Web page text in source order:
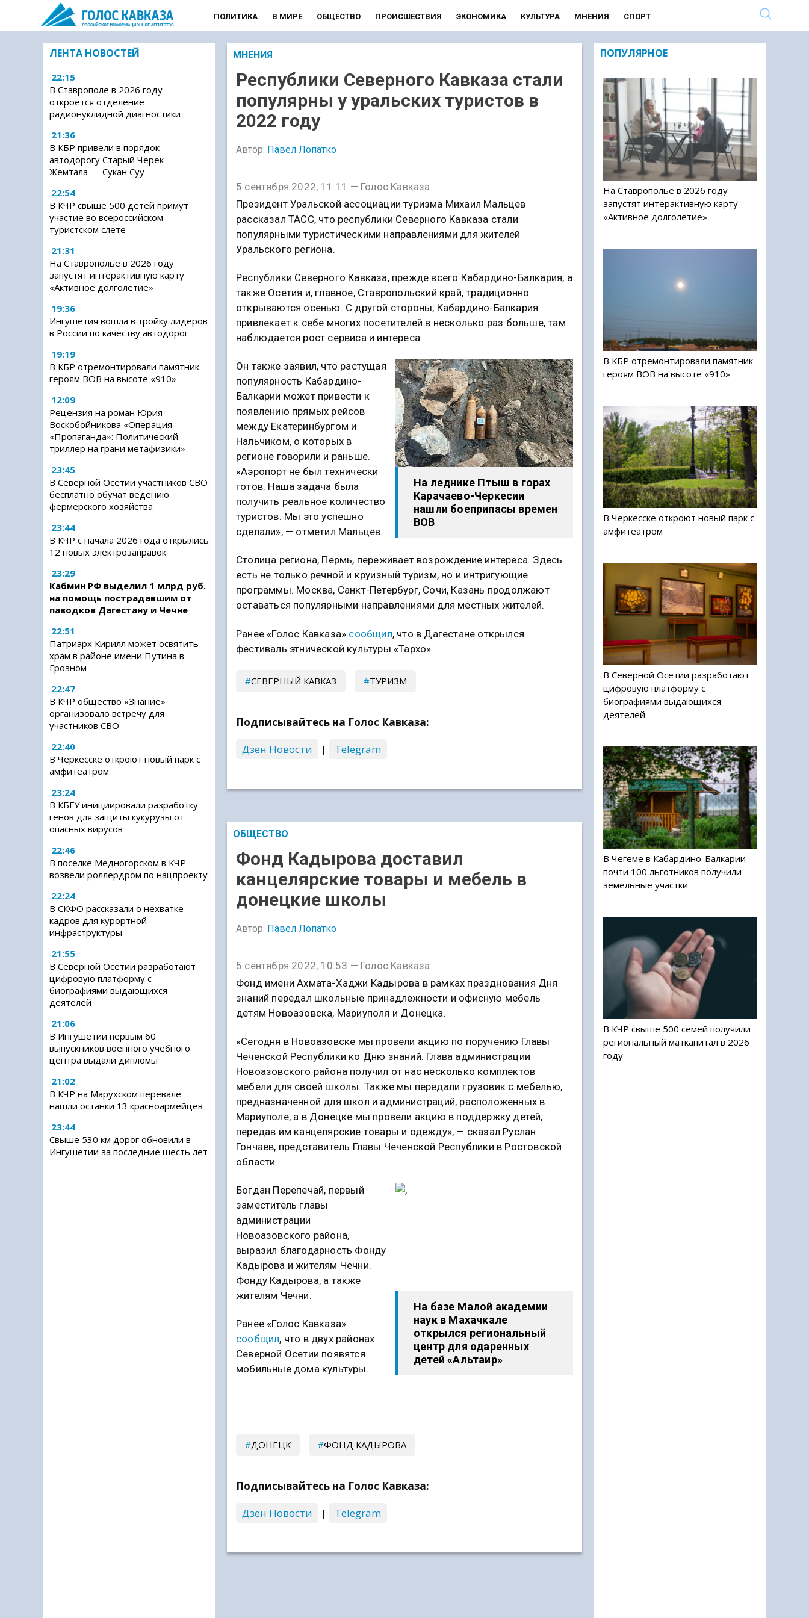
ПОЛИТИКА В МИРЕ ОБЩЕСТВО ПРОИСШЕСТВИЯ ЭКОНОМИКА КУЛЬТУРА МНЕНИЯ СПОРТ
ЛЕНТА НОВОСТЕЙ
22:15
В Ставрополе в 2026 году
откроется отделение
радионуклидной диагностики
21:36
В КБР привели в порядок
автодорогу Старый Черек —
Жемтала — Сукан Суу
22:54
В КЧР свыше 500 детей примут
участие во всероссийском
туристском слете
21:31
На Ставрополье в 2026 году
запустят интерактивную карту
«Активное долголетие»
19:36
Ингушетия вошла в тройку лидеров
в России по качеству автодорог
19:19
В КБР отремонтировали памятник
героям ВОВ на высоте «910»
12:09
Рецензия на роман Юрия
Воскобойникова «Операция
«Пропаганда»: Политический
триллер на грани метафизики»
23:45
В Северной Осетии участников СВО
бесплатно обучат ведению
фермерского хозяйства
23:44
В КЧР с начала 2026 года открылись
12 новых электрозаправок
23:29
Кабмин РФ выделил 1 млрд руб.
на помощь пострадавшим от
паводков Дагестану и Чечне
22:51
Патриарх Кирилл может освятить
храм в районе имени Путина в
Грозном
22:47
В КЧР общество «Знание»
организовало встречу для
участников СВО
22:40
В Черкесске откроют новый парк с
амфитеатром
23:24
В КБГУ инициировали разработку
генов для защиты кукурузы от
опасных вирусов
22:46
В поселке Медногорском в КЧР
возвели роллердром по нацпроекту
22:24
В СКФО рассказали о нехватке
кадров для курортной
инфраструктуры
21:55
В Северной Осетии разработают
цифровую платформу с
биографиями выдающихся
деятелей
21:06
В Ингушетии первым 60
выпускников военного учебного
центра выдали дипломы
21:02
В КЧР на Марухском перевале
нашли останки 13 красноармейцев
23:44
Свыше 530 км дорог обновили в
Ингушетии за последние шесть лет
МНЕНИЯ
Республики Северного Кавказа стали
популярны у уральских туристов в
2022 году
Автор: Павел Лопатко
5 сентября 2022, 11:11 — Голос Кавказа
Президент Уральской ассоциации туризма Михаил Мальцев
рассказал ТАСС, что республики Северного Кавказа стали
популярными туристическими направлениями для жителей
Уральского региона.
Республики Северного Кавказа, прежде всего Кабардино-Балкария, а
также Осетия и, главное, Ставропольский край, традиционно
открываются осенью. С другой стороны, Кабардино-Балкария
привлекает к себе многих посетителей в несколько раз больше, там
наблюдается рост сервиса и интереса.
На леднике Птыш в горах
Карачаево-Черкесии
нашли боеприпасы времен
ВОВ
Он также заявил, что растущая
популярность Кабардино-
Балкарии может привести к
появлению прямых рейсов
между Екатеринбургом и
Нальчиком, о которых в
регионе говорили и раньше.
«Аэропорт не был технически
готов. Наша задача была
получить реальное количество
туристов. Мы это успешно
сделали», — отметил Мальцев.
Столица региона, Пермь, переживает возрождение интереса. Здесь
есть не только речной и круизный туризм, но и интригующие
программы. Москва, Санкт-Петербург, Сочи, Казань продолжают
оставаться популярными направлениями для местных жителей.
Ранее «Голос Кавказа» сообщил, что в Дагестане открылся
фестиваль этнической культуры «Тархо».
СЕВЕРНЫЙ КАВКАЗ ТУРИЗМ
Подписывайтесь на Голос Кавказа:
Дзен Новости
| Telegram
ОБЩЕСТВО
Фонд Кадырова доставил
канцелярские товары и мебель в
донецкие школы
Автор: Павел Лопатко
5 сентября 2022, 10:53 — Голос Кавказа
Фонд имени Ахмата-Хаджи Кадырова в рамках празднования Дня
знаний передал школьные принадлежности и офисную мебель
детям Новоазовска, Мариуполя и Донецка.
«Сегодня в Новоазовске мы провели акцию по поручению Главы
Чеченской Республики ко Дню знаний. Глава администрации
Новоазовского района получил от нас несколько комплектов
мебели для своей школы. Также мы передали грузовик с мебелью,
предназначенной для школ и администраций, расположенных в
Мариуполе, а в Донецке мы провели акцию в поддержку детей,
передав им канцелярские товары и одежду», — сказал Руслан
Гончаев, представитель Главы Чеченской Республики в Ростовской
области.
На базе Малой академии
наук в Махачкале
открылся региональный
центр для одаренных
детей «Альтаир»
Богдан Перепечай, первый
заместитель главы
администрации
Новоазовского района,
выразил благодарность Фонду
Кадырова и жителям Чечни.
Фонду Кадырова, а также
жителям Чечни.
Ранее «Голос Кавказа»
сообщил, что в двух районах
Северной Осетии появятся
мобильные дома культуры.
ДОНЕЦК ФОНД КАДЫРОВА
Подписывайтесь на Голос Кавказа:
Дзен Новости
| Telegram
ПОПУЛЯРНОЕ
На Ставрополье в 2026 году
запустят интерактивную карту
«Активное долголетие»
В КБР отремонтировали памятник
героям ВОВ на высоте «910»
В Черкесске откроют новый парк с
амфитеатром
В Северной Осетии разработают
цифровую платформу с
биографиями выдающихся
деятелей
В Чегеме в Кабардино-Балкарии
почти 100 льготников получили
земельные участки
В КЧР свыше 500 семей получили
региональный маткапитал в 2026
году